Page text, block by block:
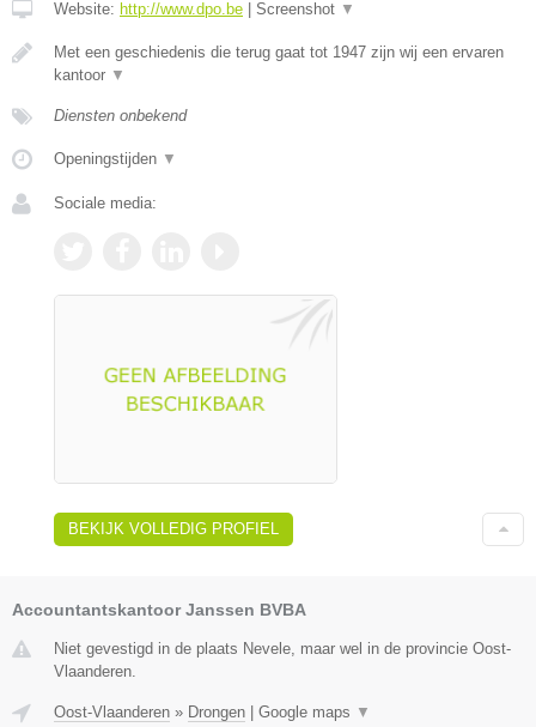
Website: http://www.dpo.be | Screenshot ▼
Met een geschiedenis die terug gaat tot 1947 zijn wij een ervaren
kantoor ▼
Diensten onbekend
Openingstijden ▼
Sociale media:
BEKIJK VOLLEDIG PROFIEL
Accountantskantoor Janssen BVBA
Niet gevestigd in de plaats Nevele, maar wel in de provincie Oost-
Vlaanderen.
Oost-Vlaanderen » Drongen Google maps ▼